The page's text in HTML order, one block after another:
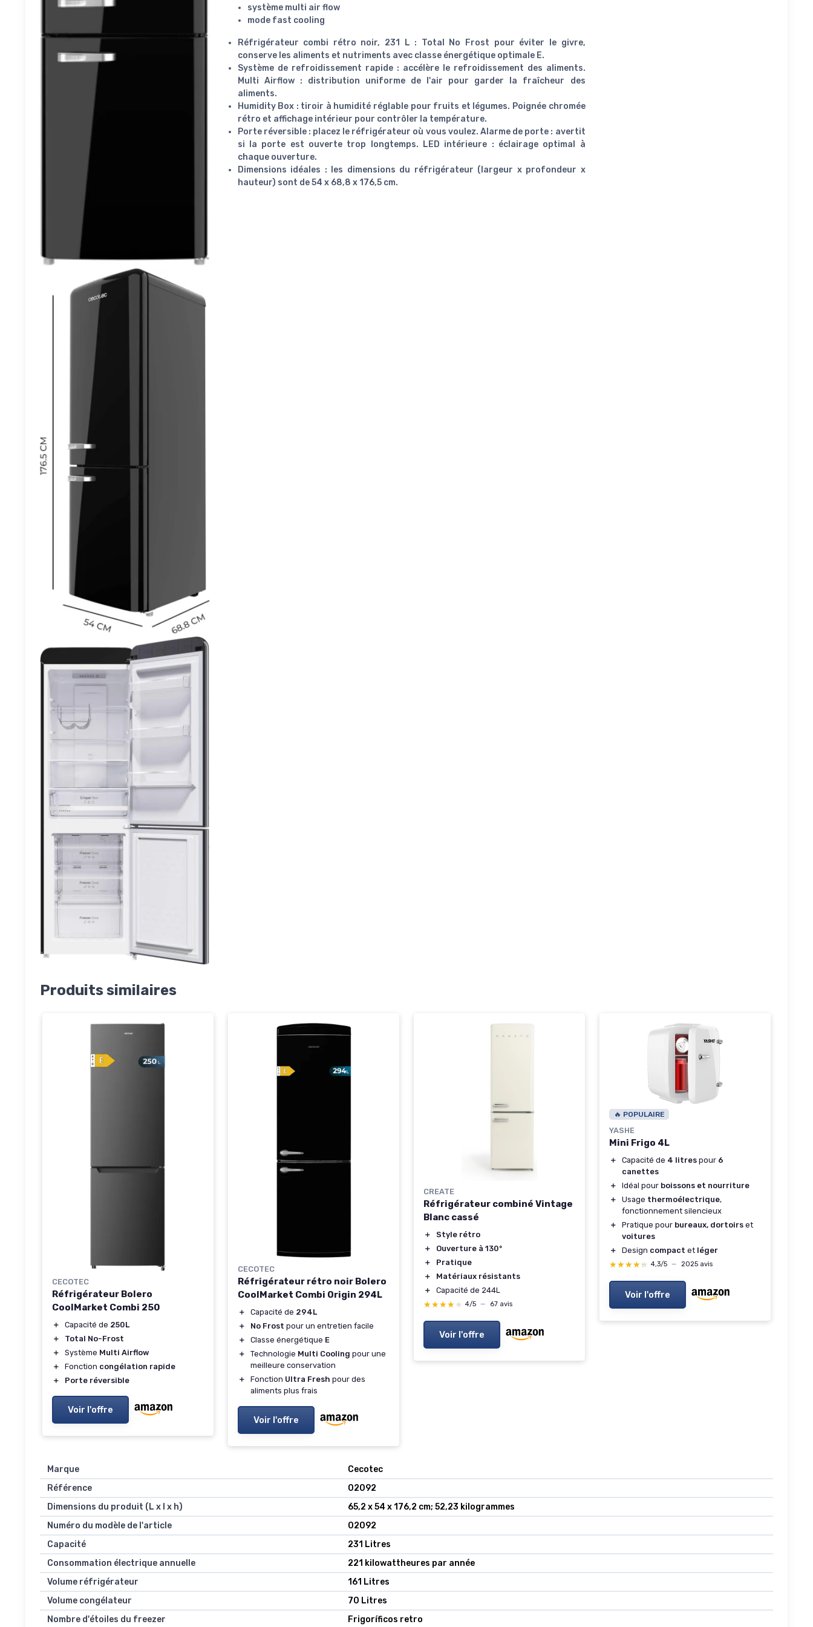
système multi air flow
mode fast cooling
Réfrigérateur combi rétro noir, 231 L : Total No Frost pour éviter le givre,
conserve les aliments et nutriments avec classe énergétique optimale E.
Système de refroidissement rapide : accélère le refroidissement des aliments.
Multi Airflow : distribution uniforme de l'air pour garder la fraîcheur des
aliments.
Humidity Box : tiroir à humidité réglable pour fruits et légumes. Poignée chromée
rétro et affichage intérieur pour contrôler la température.
Porte réversible : placez le réfrigérateur où vous voulez. Alarme de porte : avertit
si la porte est ouverte trop longtemps. LED intérieure : éclairage optimal à
chaque ouverture.
Dimensions idéales : les dimensions du réfrigérateur (largeur x profondeur x
hauteur) sont de 54 x 68,8 x 176,5 cm.
Produits similaires
CECOTEC
Réfrigérateur Bolero
CoolMarket Combi 250
＋ Capacité de 250L
＋
Total No-Frost
＋
Système Multi Airflow
＋
Fonction congélation rapide
＋
Porte réversible
Voir l'offre
CECOTEC
Réfrigérateur rétro noir Bolero
CoolMarket Combi Origin 294L
＋ Capacité de 294L
＋
No Frost pour un entretien facile
＋
Classe énergétique E
＋
Technologie Multi Cooling pour une
meilleure conservation
＋
Fonction Ultra Fresh pour des
aliments plus frais
Voir l'offre
CREATE
Réfrigérateur combiné Vintage
Blanc cassé
＋
Style rétro
＋
Ouverture à 130º
＋
Pratique
＋
Matériaux résistants
＋
Capacité de 244L
★★★★★
★★★★★ 4/5 — 67 avis
Voir l'offre
🔥 POPULAIRE
YASHE
Mini Frigo 4L
＋ Capacité de 4 litres pour 6
canettes
＋
Idéal pour boissons et nourriture
＋
Usage thermoélectrique,
fonctionnement silencieux
＋
Pratique pour bureaux, dortoirs et
voitures
＋
Design compact et léger
★★★★★
★★★★★ 4,3/5 — 2025 avis
Voir l'offre
Marque
‎Cecotec
Référence
‎02092
Dimensions du produit (L x l x h)
‎65,2 x 54 x 176,2 cm; 52,23 kilogrammes
Numéro du modèle de l'article
‎02092
Capacité
‎231 Litres
Consommation électrique annuelle
‎221 kilowattheures par année
Volume réfrigérateur
‎161 Litres
Volume congélateur
‎70 Litres
Nombre d'étoiles du freezer
‎Frigoríficos retro